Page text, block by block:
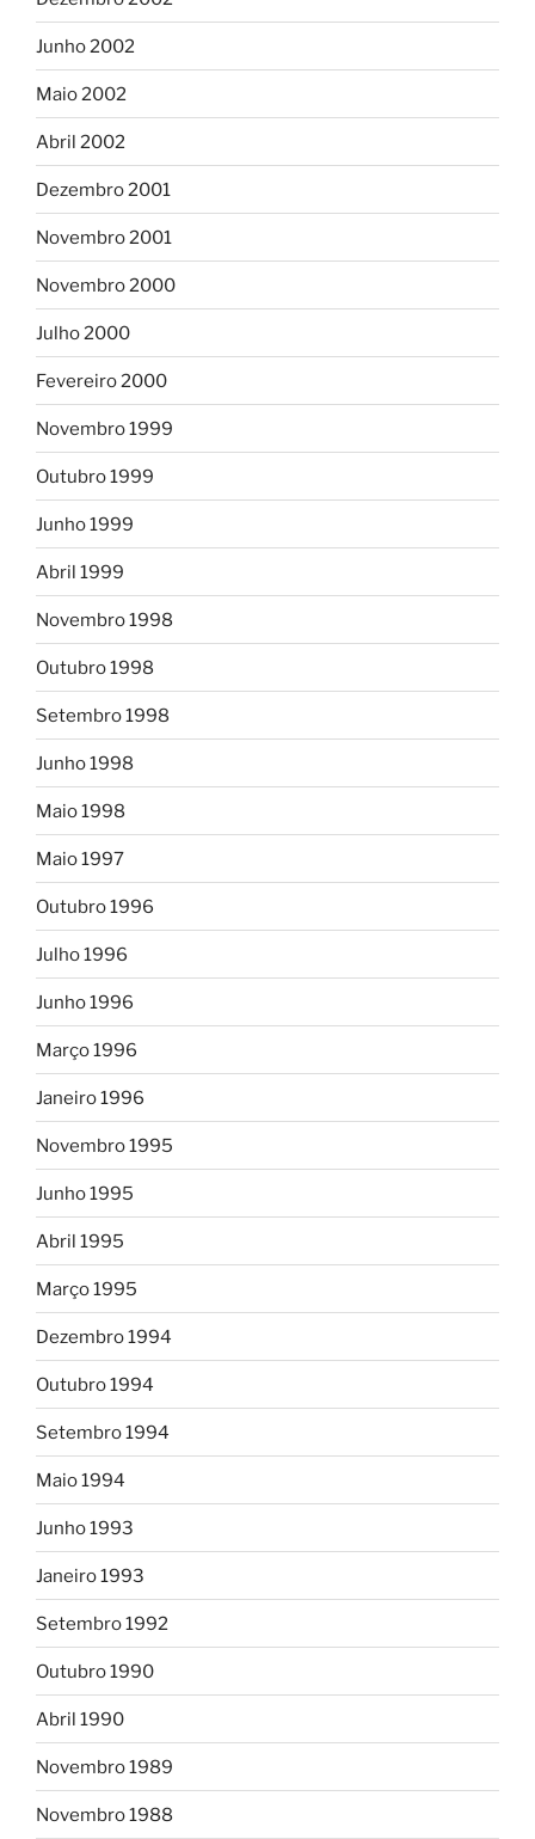
Junho 2002
Maio 2002
Abril 2002
Dezembro 2001
Novembro 2001
Novembro 2000
Julho 2000
Fevereiro 2000
Novembro 1999
Outubro 1999
Junho 1999
Abril 1999
Novembro 1998
Outubro 1998
Setembro 1998
Junho 1998
Maio 1998
Maio 1997
Outubro 1996
Julho 1996
Junho 1996
Março 1996
Janeiro 1996
Novembro 1995
Junho 1995
Abril 1995
Março 1995
Dezembro 1994
Outubro 1994
Setembro 1994
Maio 1994
Junho 1993
Janeiro 1993
Setembro 1992
Outubro 1990
Abril 1990
Novembro 1989
Novembro 1988